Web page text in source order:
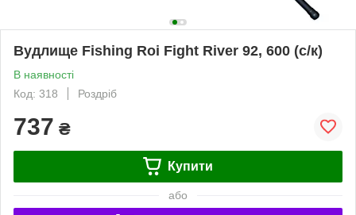
Вудлище Fishing Roi Fight River 92, 600 (с/к)
В наявності
Код: 318
Роздріб
737 ₴
Купити
або